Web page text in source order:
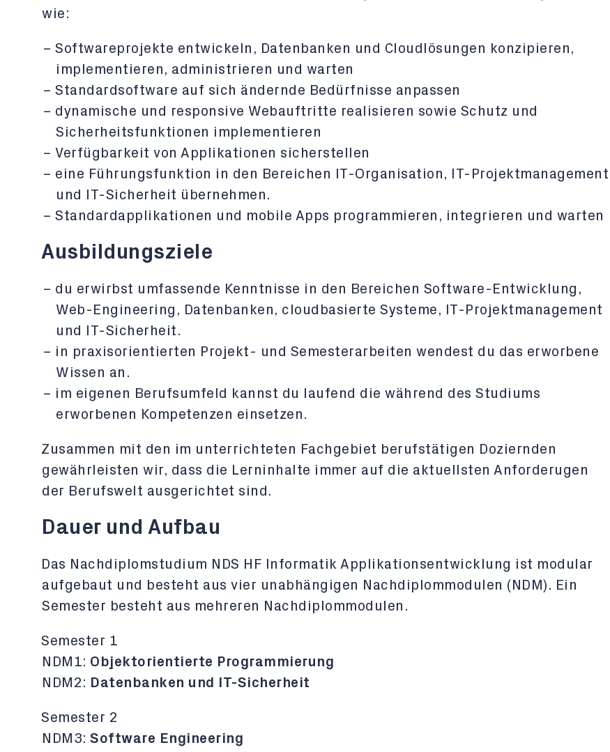
wie:
Softwareprojekte entwickeln, Datenbanken und Cloudlösungen konzipieren,
implementieren, administrieren und warten
Standardsoftware auf sich ändernde Bedürfnisse anpassen
dynamische und responsive Webauftritte realisieren sowie Schutz und
Sicherheitsfunktionen implementieren
Verfügbarkeit von Applikationen sicherstellen
eine Führungsfunktion in den Bereichen IT-Organisation, IT-Projektmanagement
und IT-Sicherheit übernehmen.
Standardapplikationen und mobile Apps programmieren, integrieren und warten
Ausbildungsziele
du erwirbst umfassende Kenntnisse in den Bereichen Software-Entwicklung,
Web-Engineering, Datenbanken, cloudbasierte Systeme, IT-Projektmanagement
und IT-Sicherheit.
in praxisorientierten Projekt- und Semesterarbeiten wendest du das erworbene
Wissen an.
im eigenen Berufsumfeld kannst du laufend die während des Studiums
erworbenen Kompetenzen einsetzen.
Zusammen mit den im unterrichteten Fachgebiet berufstätigen Doziernden
gewährleisten wir, dass die Lerninhalte immer auf die aktuellsten Anforderugen
der Berufswelt ausgerichtet sind.
Dauer und Aufbau
Das Nachdiplomstudium NDS HF Informatik Applikationsentwicklung ist modular
aufgebaut und besteht aus vier unabhängigen Nachdiplommodulen (NDM). Ein
Semester besteht aus mehreren Nachdiplommodulen.
Semester 1
NDM1: Objektorientierte Programmierung
NDM2: Datenbanken und IT-Sicherheit
Semester 2
NDM3: Software Engineering